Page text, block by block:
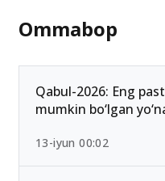
Ommabop
Qabul-2026: Eng
mumkin bo‘lgan
13-iyun 00:02